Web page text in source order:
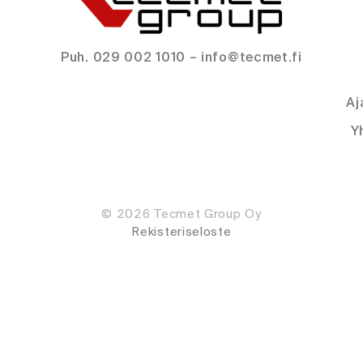
Puh. 029 002 1010 – info@tecmet.fi
© 2026 Tecmet Group Oy
Rekisteriseloste